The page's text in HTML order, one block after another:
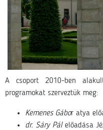
A csoport 2010-ben
programokat szerveztük meg:
Kemenes Gábor atya
dr. Sáry Pálelőadása